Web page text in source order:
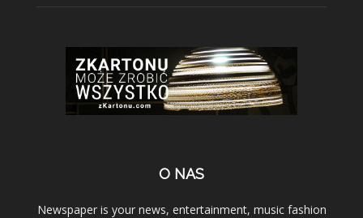
O NAS
Newspaper is your news, entertainment, music fashion